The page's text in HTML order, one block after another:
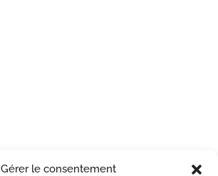
Gérer le consentement